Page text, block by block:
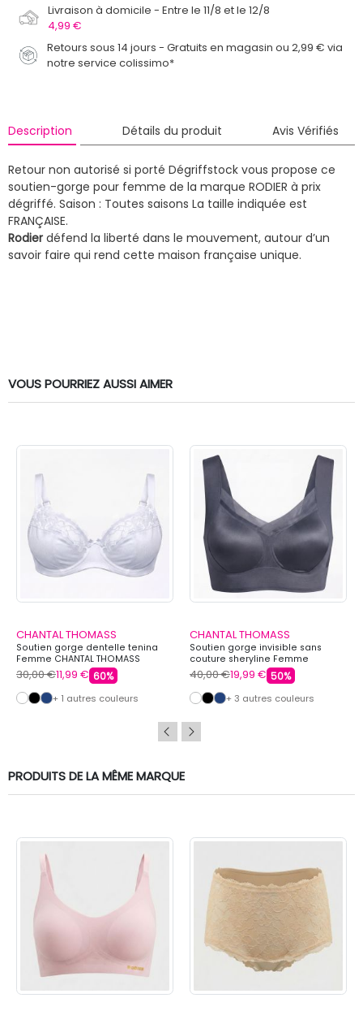
Livraison à domicile
Entre le 11/8 et le 12/8
4,99 €
Retours sous 14 jours - Gratuits en magasin ou 2,99 € via
notre service colissimo*
Description Détails du produit Avis Vérifiés
Retour non autorisé si porté Dégriffstock vous propose ce
soutien-gorge pour femme de la marque RODIER à prix
dégriffé. Saison : Toutes saisons La taille indiquée est
FRANÇAISE.
Rodier défend la liberté dans le mouvement, autour d’un
savoir faire qui rend cette maison française unique.
VOUS POURRIEZ AUSSI AIMER
CHANTAL THOMASS
Soutien gorge dentelle tenina
Femme CHANTAL THOMASS
30,00 €11,99 € 60%
+ 1 autres couleurs
CHANTAL THOMASS
Soutien gorge invisible sans
couture sheryline Femme
CHANTAL THOMASS
40,00 €19,99 € 50%
+ 3 autres couleurs
PRODUITS DE LA MÊME MARQUE